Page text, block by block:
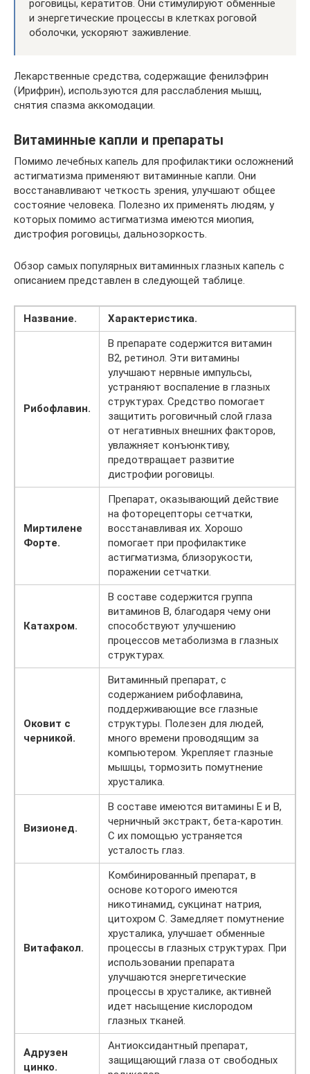
роговицы, кератитов. Они стимулируют обменные
и энергетические процессы в клетках роговой
оболочки, ускоряют заживление.
Лекарственные средства, содержащие фенилэфрин
(Ирифрин), используются для расслабления мышц,
снятия спазма аккомодации.
Витаминные капли и препараты
Помимо лечебных капель для профилактики осложнений
астигматизма применяют витаминные капли. Они
восстанавливают четкость зрения, улучшают общее
состояние человека. Полезно их применять людям, у
которых помимо астигматизма имеются миопия,
дистрофия роговицы, дальнозоркость.
Обзор самых популярных витаминных глазных капель с
описанием представлен в следующей таблице.
Название. Характеристика.
Рибофлавин.
В препарате содержится витамин
В2, ретинол. Эти витамины
улучшают нервные импульсы,
устраняют воспаление в глазных
структурах. Средство помогает
защитить роговичный слой глаза
от негативных внешних факторов,
увлажняет конъюнктиву,
предотвращает развитие
дистрофии роговицы.
Миртилене
Форте.
Препарат, оказывающий действие
на фоторецепторы сетчатки,
восстанавливая их. Хорошо
помогает при профилактике
астигматизма, близорукости,
поражении сетчатки.
Катахром.
В составе содержится группа
витаминов В, благодаря чему они
способствуют улучшению
процессов метаболизма в глазных
структурах.
Оковит с
черникой.
Витаминный препарат, с
содержанием рибофлавина,
поддерживающие все глазные
структуры. Полезен для людей,
много времени проводящим за
компьютером. Укрепляет глазные
мышцы, тормозить помутнение
хрусталика.
Визионед.
В составе имеются витамины Е и В,
черничный экстракт, бета-каротин.
С их помощью устраняется
усталость глаз.
Витафакол.
Комбинированный препарат, в
основе которого имеются
никотинамид, сукцинат натрия,
цитохром С. Замедляет помутнение
хрусталика, улучшает обменные
процессы в глазных структурах. При
использовании препарата
улучшаются энергетические
процессы в хрусталике, активней
идет насыщение кислородом
глазных тканей.
Адрузен
цинко.
Антиоксидантный препарат,
защищающий глаза от свободных